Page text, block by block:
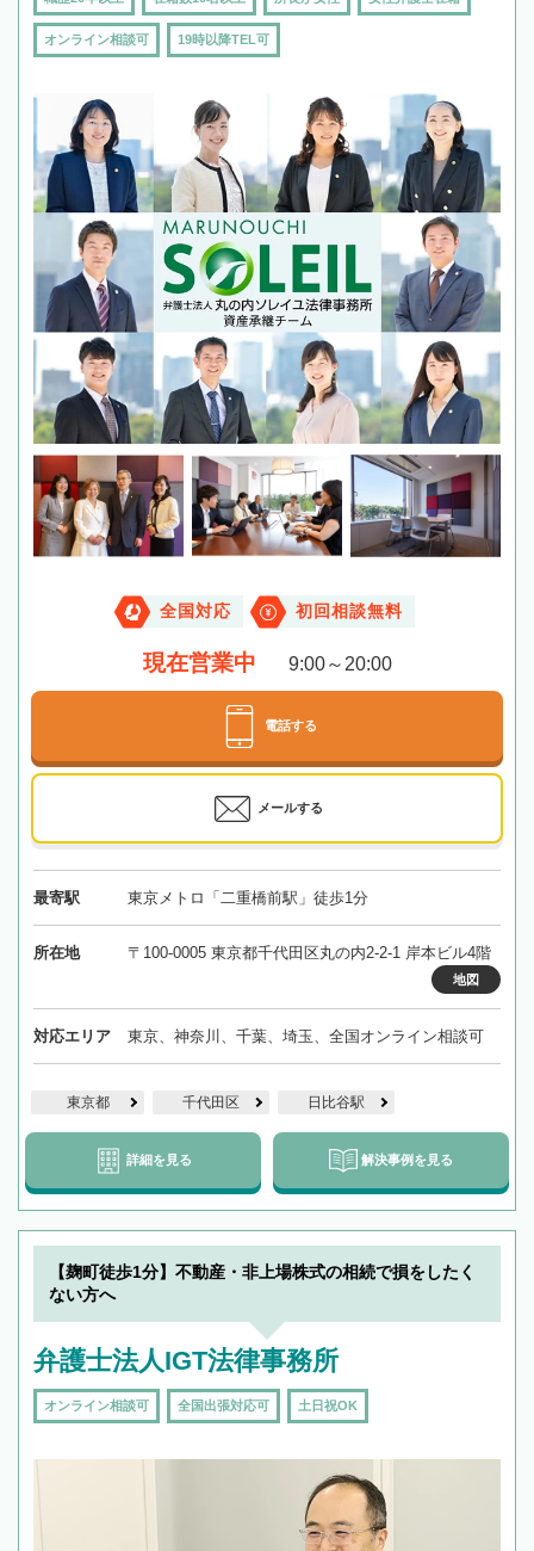
オンライン相談可 19時以降TEL可
全国対応 初回相談無料
現在営業中 9:00～20:00
電話する
メールする
最寄駅 東京メトロ「二重橋前駅」徒歩1分
所在地 〒100-0005 東京都千代田区丸の内2-2-1 岸本ビル4階
地図
対応エリア 東京、神奈川、千葉、埼玉、全国オンライン相談可
東京都 千代田区 日比谷駅
詳細を見る 解決事例を見る
【麹町徒歩1分】不動産・非上場株式の相続で損をしたく
ない方へ
弁護士法人IGT法律事務所
オンライン相談可 全国出張対応可 土日祝OK